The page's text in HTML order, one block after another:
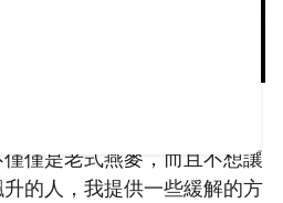
僅是老式燕麥，而且不想讓
的人，我提供一些緩解的方